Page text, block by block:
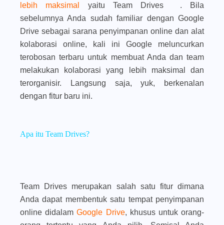
lebih maksimal
yaitu Team Drives . Bila
sebelumnya Anda sudah familiar dengan Google
Drive sebagai sarana penyimpanan online dan alat
kolaborasi online, kali ini Google meluncurkan
terobosan terbaru untuk membuat Anda dan team
melakukan kolaborasi yang lebih maksimal dan
terorganisir. Langsung saja, yuk, berkenalan
dengan fitur baru ini.
Apa itu Team Drives?
Team Drives merupakan salah satu fitur dimana
Anda dapat membentuk satu tempat penyimpanan
online didalamGoogle Drive, khusus untuk orang-